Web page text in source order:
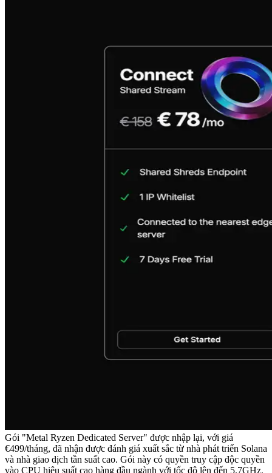
Gói "Metal Ryzen Dedicated Server" được nhập lại, với giá
€499/tháng, đã nhận được đánh giá xuất sắc từ nhà phát triển Solana
và nhà giao dịch tần suất cao. Gói này có quyền truy cập độc quyền
vào CPU hiệu suất cao hàng đầu ngành với tốc độ lên đến 5.7GHz,